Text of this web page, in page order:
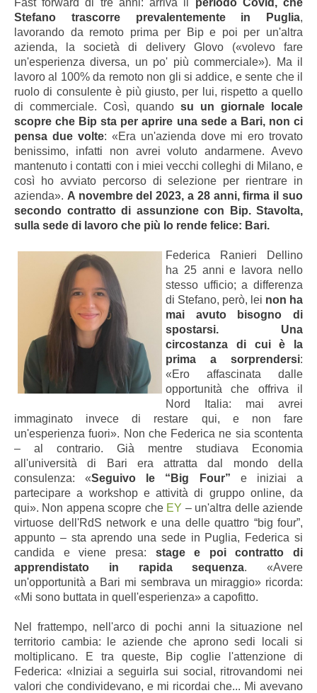
Stefano trascorre prevalentemente in Puglia,
lavorando da remoto prima per Bip e poi per un'altra
azienda, la società di delivery Glovo («volevo fare
un'esperienza diversa, un po' più commerciale»). Ma il
lavoro al 100% da remoto non gli si addice, e sente che il
ruolo di consulente è più giusto, per lui, rispetto a quello
di commerciale. Così, quando su un giornale locale
scopre che Bip sta per aprire una sede a Bari, non ci
pensa due volte: «Era un'azienda dove mi ero trovato
benissimo, infatti non avrei voluto andarmene. Avevo
mantenuto i contatti con i miei vecchi colleghi di Milano, e
così ho avviato percorso di selezione per rientrare in
azienda». A novembre del 2023, a 28 anni, firma il suo
secondo contratto di assunzione con Bip. Stavolta,
sulla sede di lavoro che più lo rende felice: Bari.
Federica Ranieri Dellino
ha 25 anni e lavora nello
stesso ufficio; a differenza
di Stefano, però, lei non ha
mai avuto bisogno di
spostarsi. Una
circostanza di cui è la
prima a sorprendersi:
«Ero affascinata dalle
opportunità che offriva il
Nord Italia: mai avrei
immaginato invece di restare qui, e non fare
un'esperienza fuori». Non che Federica ne sia scontenta
– al contrario. Già mentre studiava Economia
all'università di Bari era attratta dal mondo della
consulenza: «Seguivo le “Big Four” e iniziai a
partecipare a workshop e attività di gruppo online, da
qui». Non appena scopre che EY – un'altra delle aziende
virtuose dell'RdS network e una delle quattro “big four”,
appunto – sta aprendo una sede in Puglia, Federica si
candida e viene presa: stage e poi contratto di
apprendistato in rapida sequenza. «Avere
un'opportunità a Bari mi sembrava un miraggio» ricorda:
«Mi sono buttata in quell'esperienza» a capofitto.
Nel frattempo, nell'arco di pochi anni la situazione nel
territorio cambia: le aziende che aprono sedi locali si
moltiplicano. E tra queste, Bip coglie l'attenzione di
Federica: «Iniziai a seguirla sui social, ritrovandomi nei
valori che condividevano, e mi ricordai che... Mi avevano